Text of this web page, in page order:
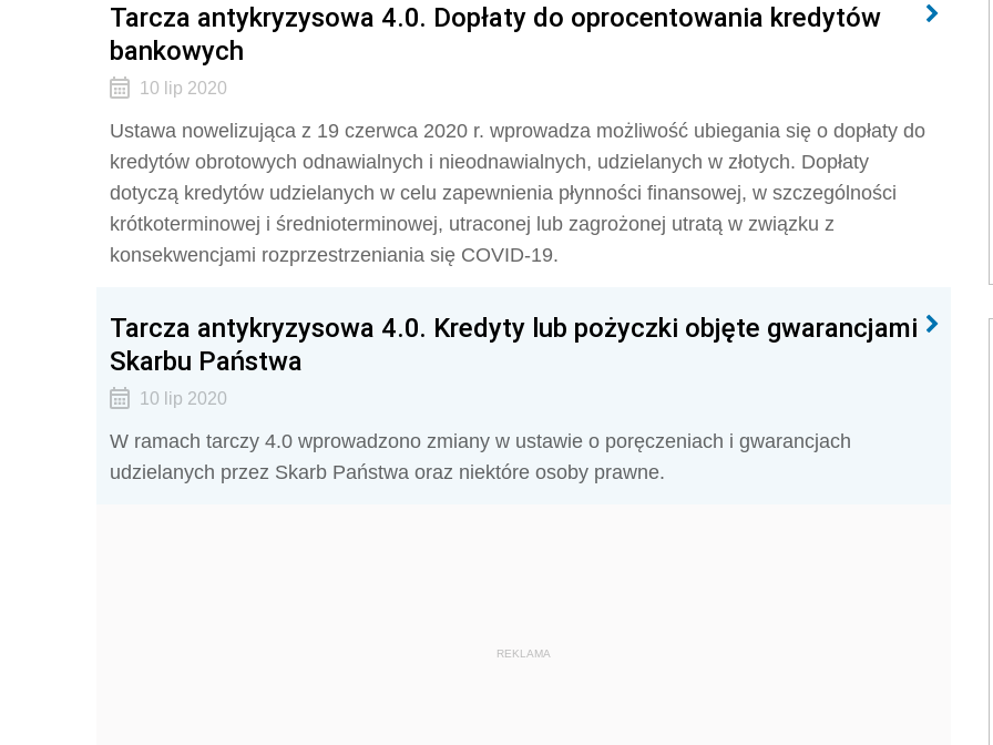
Tarcza antykryzysowa 4.0. Dopłaty do oprocentowania kredytów
bankowych
10 lip 2020
Ustawa nowelizująca z 19 czerwca 2020 r. wprowadza możliwość ubiegania się o dopłaty do
kredytów obrotowych odnawialnych i nieodnawialnych, udzielanych w złotych. Dopłaty
dotyczą kredytów udzielanych w celu zapewnienia płynności finansowej, w szczególności
krótkoterminowej i średnioterminowej, utraconej lub zagrożonej utratą w związku z
konsekwencjami rozprzestrzeniania się COVID-19.
Tarcza antykryzysowa 4.0. Kredyty lub pożyczki objęte gwarancjami
Skarbu Państwa
10 lip 2020
W ramach tarczy 4.0 wprowadzono zmiany w ustawie o poręczeniach i gwarancjach
udzielanych przez Skarb Państwa oraz niektóre osoby prawne.
REKLAMA